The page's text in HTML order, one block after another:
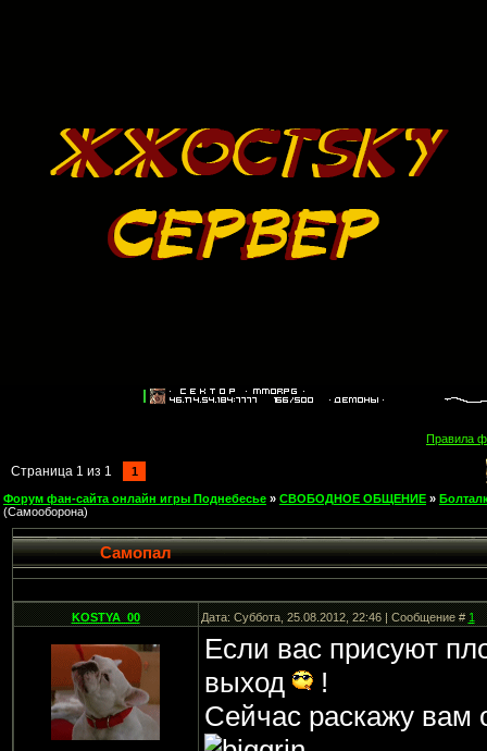
Правила
Страница 1 из 1 1
Форум фан-сайта онлайн игры Поднебесье » СВОБОДНОЕ ОБЩЕНИЕ »
(Самооборона)
Самопал
KOSTYA_00 Дата: Суббота, 25.08.2012, 22:46 | Сообщение #1
Если вас присуют
выход
!
Сейчас раскажу вам